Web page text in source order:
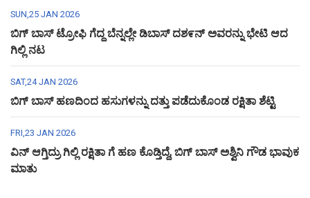
SUN,25 JAN 2026
ಬಿಗ್ ಬಾಸ್ ಟ್ರೋಫಿ ಗೆದ್ದ ಬೆನ್ನಲ್ಲೇ ಡಿಬಾಸ್ ದಶ೯ನ್ ಅವರನ್ನು ಭೇಟಿ ಆದ
ಗಿಲ್ಲಿ ನಟ
SAT,24 JAN 2026
ಬಿಗ್ ಬಾಸ್ ಹಣದಿಂದ ಹಸುಗಳನ್ನು ದತ್ತು ಪಡೆದುಕೊಂಡ ರಕ್ಷಿತಾ ಶೆಟ್ಟಿ
FRI,23 JAN 2026
ವಿನ್ ಆಗ್ತಿದ್ರು ಗಿಲ್ಲಿ ರಕ್ಷಿತಾ ಗೆ ಹಣ ಕೊಡ್ತಿದ್ದೆ, ಬಿಗ್ ಬಾಸ್ ಅಶ್ವಿನಿ ಗೌಡ ಭಾವುಕ
ಮಾತು